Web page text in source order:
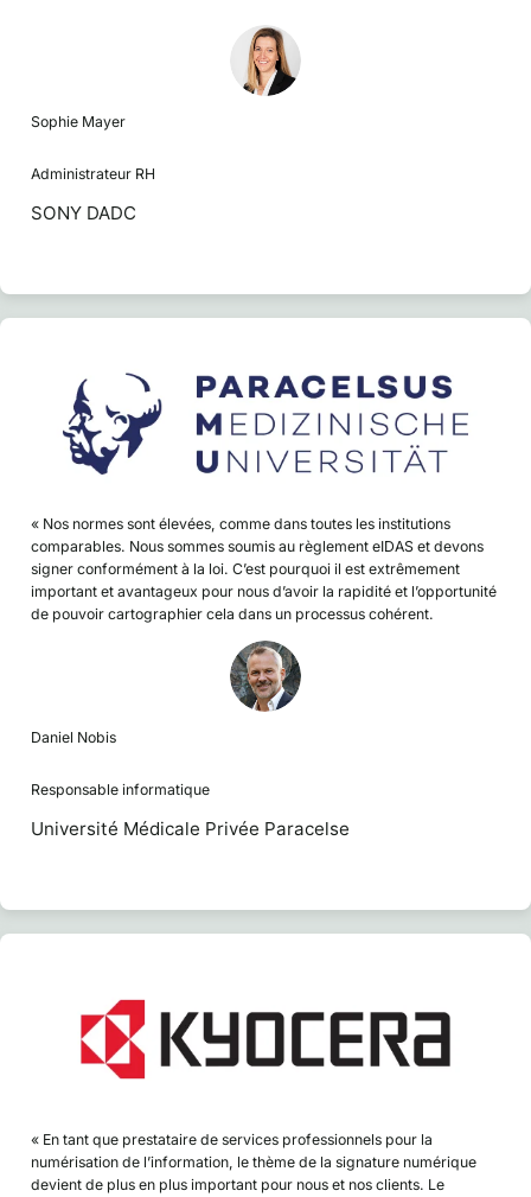
Sophie Mayer
Administrateur RH
SONY DADC
« Nos normes sont élevées, comme dans toutes les institutions
comparables. Nous sommes soumis au règlement eIDAS et devons
signer conformément à la loi. C’est pourquoi il est extrêmement
important et avantageux pour nous d’avoir la rapidité et l’opportunité
de pouvoir cartographier cela dans un processus cohérent.
Daniel Nobis
Responsable informatique
Université Médicale Privée Paracelse
« En tant que prestataire de services professionnels pour la
numérisation de l’information, le thème de la signature numérique
devient de plus en plus important pour nous et nos clients. Le